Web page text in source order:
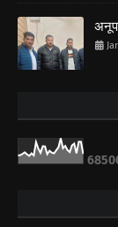
6850